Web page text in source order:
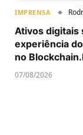
IMPRENSA
Ativos digitais
experiência
no
07/08/2026